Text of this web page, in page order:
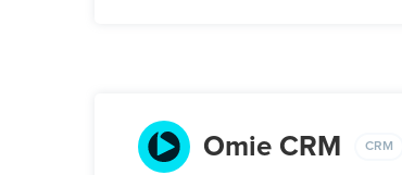
Omie CRM CRM